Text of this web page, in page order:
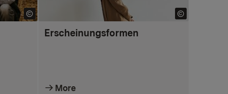
Erscheinungsformen
More